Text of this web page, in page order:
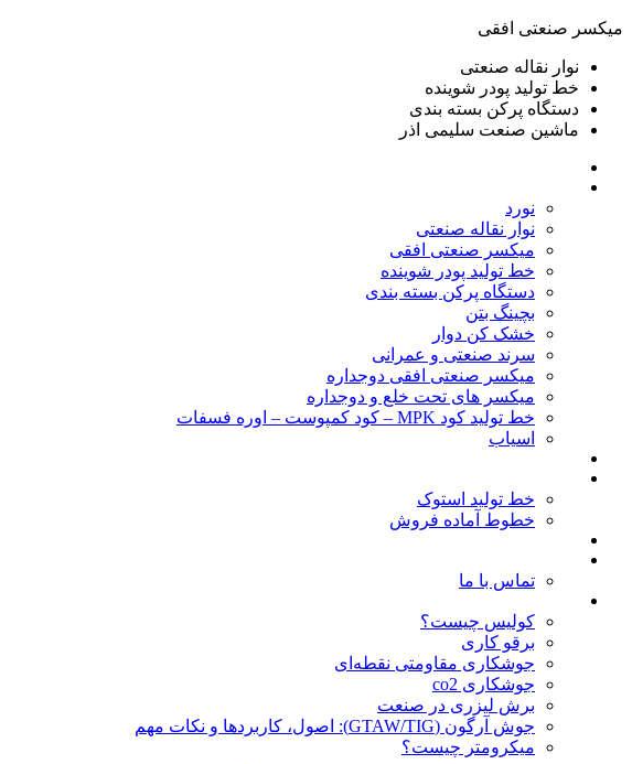
ميكسر صنعتی افقی
نوار نقاله صنعتی
خط تولید پودر شوينده
دستگاه پرکن بسته بندی
ماشين صنعت سليمی اذر
نورد
نوار نقاله صنعتی
ميكسر صنعتی افقی
خط تولید پودر شوينده
دستگاه پرکن بسته بندی
بچينگ بتن
خشک کن دوار
سرند صنعتی و عمرانی
میکسر صنعتی افقی دوجداره
میکسر های تحت خلع و دوجداره
خط تولید کود MPK – کود کمپوست – اوره فسفات
اسیاب
خط تولید استوک
خطوط آماده فروش
تماس با ما
کولیس چیست؟
برقو کاری
جوشکاری مقاومتی نقطه‌ای
جوشکاری co2
برش لیزری در صنعت
جوش آرگون (GTAW/TIG): اصول، کاربردها و نکات مهم
میکرومتر چیست؟